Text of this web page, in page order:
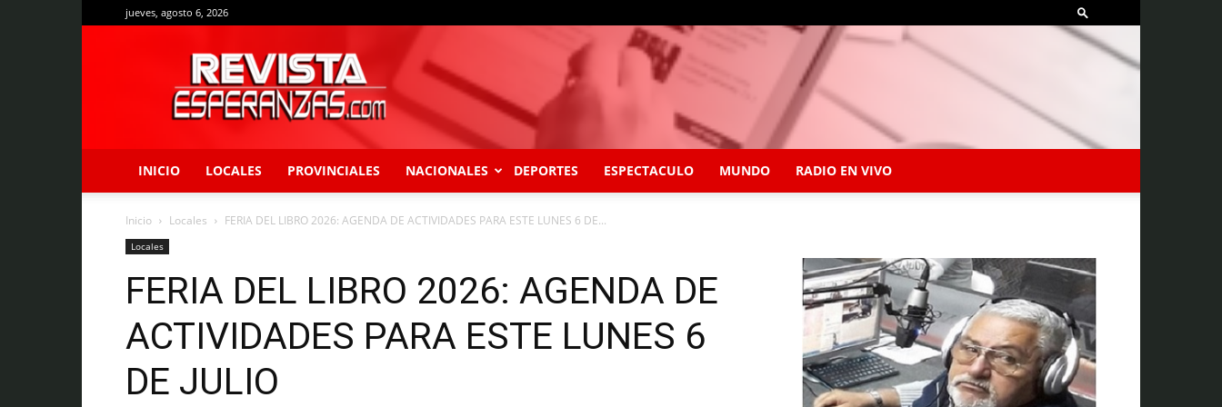
jueves, agosto 6, 2026
Revista
Esperanzas
INICIO LOCALES PROVINCIALES NACIONALES DEPORTES ESPECTACULO MUNDO RADIO EN VIVO
Inicio Locales FERIA DEL LIBRO 2026: AGENDA DE ACTIVIDADES PARA ESTE LUNES 6 DE...
Locales
FERIA DEL LIBRO 2026: AGENDA DE
ACTIVIDADES PARA ESTE LUNES 6
DE JULIO